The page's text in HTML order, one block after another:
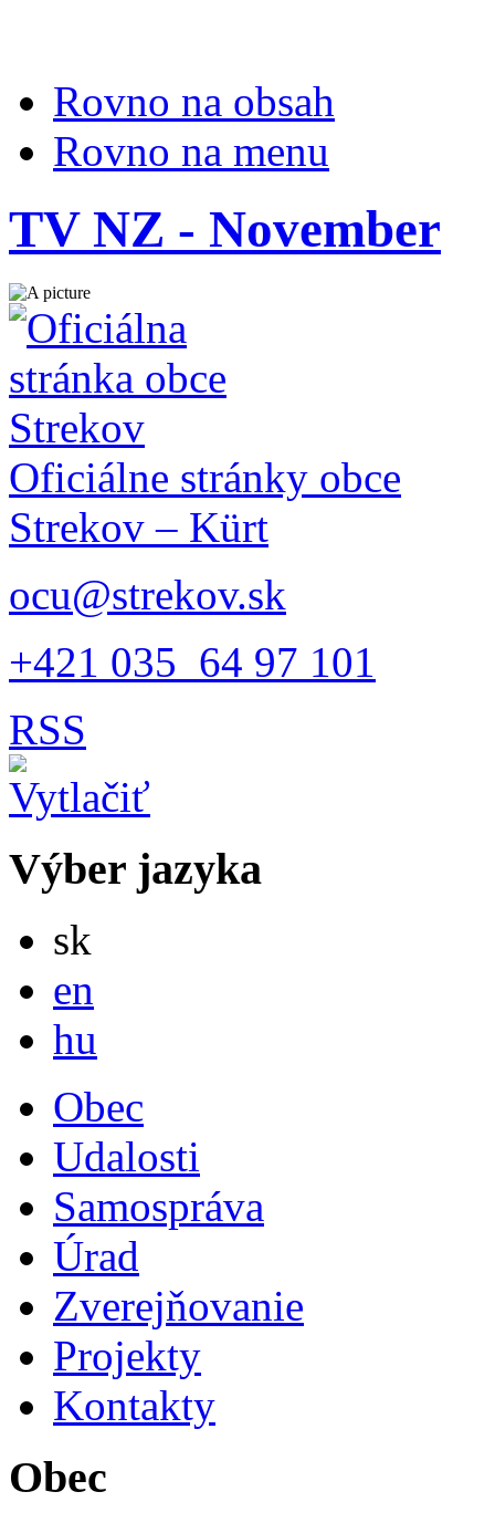
Rovno na obsah
Rovno na menu
TV NZ - November
Oficiálne stránky obce
Strekov – Kürt
ocu@strekov.sk
+421 035 64 97 101
RSS
Výber jazyka
sk
en
hu
Obec
Udalosti
Samospráva
Úrad
Zverejňovanie
Projekty
Kontakty
Obec